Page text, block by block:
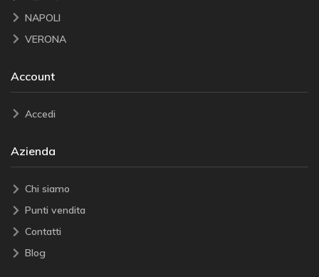
NAPOLI
VERONA
Account
Accedi
Azienda
Chi siamo
Punti vendita
Contatti
Blog